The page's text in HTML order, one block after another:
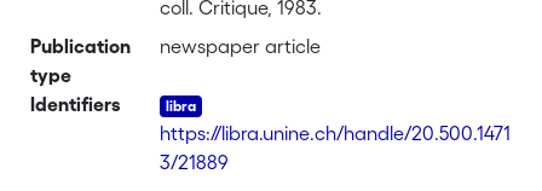
coll. Critique, 1983.
Publication
type
newspaper article
Identifiers
https://libra.unine.ch/handle/20.500.1471
3/21889